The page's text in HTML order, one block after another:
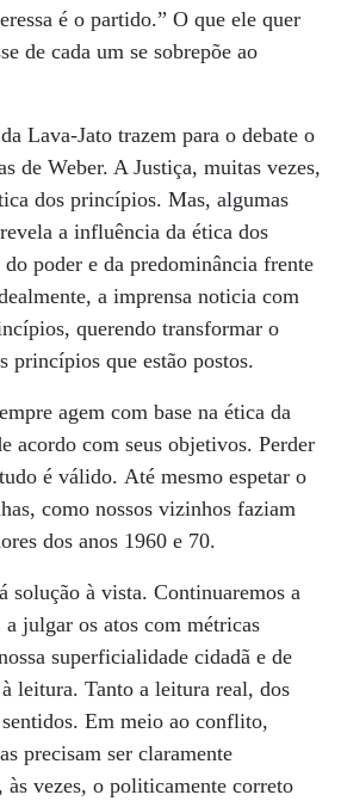
é o partido.” O que ele quer
de cada um se sobrepõe ao
Lava-Jato trazem para o debate o
de Weber. A Justiça, muitas vezes,
dos princípios. Mas, algumas
a influência da ética dos
do poder e da predominância frente
a imprensa noticia com
querendo transformar o
princípios que estão postos.
agem com base na ética da
acordo com seus objetivos. Perder
é válido. Até mesmo espetar o
como nossos vizinhos faziam
dos anos 1960 e 70.
solução à vista. Continuaremos a
julgar os atos com métricas
superficialidade cidadã e de
leitura. Tanto a leitura real, dos
Em meio ao conflito,
precisam ser claramente
vezes, o politicamente correto